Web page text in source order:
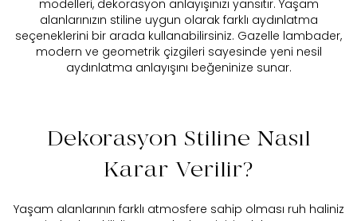
modelleri, dekorasyon anlayışınızı yansıtır. Yaşam
alanlarınızın stiline uygun olarak farklı aydınlatma
seçeneklerini bir arada kullanabilirsiniz. Gazelle lambader,
modern ve geometrik çizgileri sayesinde yeni nesil
aydınlatma anlayışını beğeninize sunar.
Dekorasyon Stiline Nasıl
Karar Verilir?
Yaşam alanlarının farklı atmosfere sahip olması ruh haliniz